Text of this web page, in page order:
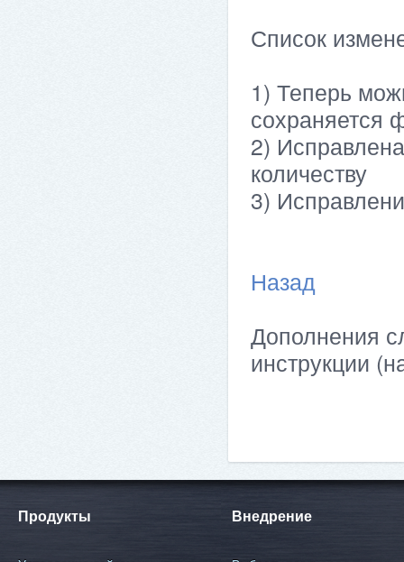
Список
1) Теперь
сохраняется
2)
количеству
3)
Назад
Дополнения
инструкции
Продукты Внедрение